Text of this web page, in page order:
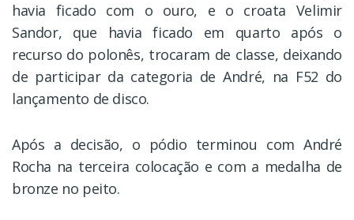
havia ficado com o ouro, e o croata Velimir
Sandor, que havia ficado em quarto após o
recurso do polonês, trocaram de classe, deixando
de participar da categoria de André, na F52 do
lançamento de disco.
Após a decisão, o pódio terminou com André
Rocha na terceira colocação e com a medalha de
bronze no peito.